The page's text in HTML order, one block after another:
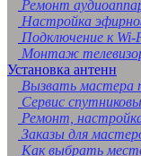
Ремонт
Настройка
Подключение к
Монтаж
Установка антенн
Вызвать мастера
Сервис
Ремонт,
Заказы для
Как выбрать